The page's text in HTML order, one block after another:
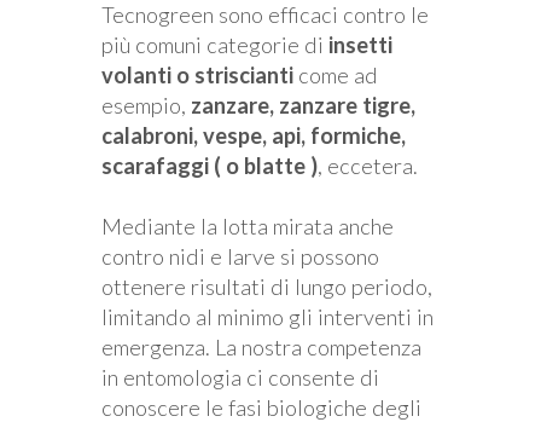
Tecnogreen sono efficaci contro le
più comuni categorie di insetti
volanti o striscianti come ad
esempio, zanzare, zanzare tigre,
calabroni, vespe, api, formiche,
scarafaggi ( o blatte ), eccetera.
Mediante la lotta mirata anche
contro nidi e larve si possono
ottenere risultati di lungo periodo,
limitando al minimo gli interventi in
emergenza. La nostra competenza
in entomologia ci consente di
conoscere le fasi biologiche degli